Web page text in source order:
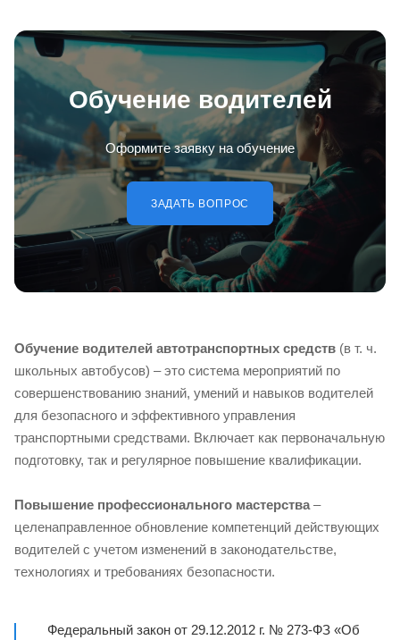
Обучение водителей
Оформите заявку на обучение
ЗАДАТЬ ВОПРОС
Обучение водителей автотранспортных средств (в т. ч.
школьных автобусов) – это система мероприятий по
совершенствованию знаний, умений и навыков водителей
для безопасного и эффективного управления
транспортными средствами. Включает как первоначальную
подготовку, так и регулярное повышение квалификации.
Повышение профессионального мастерства –
целенаправленное обновление компетенций действующих
водителей с учетом изменений в законодательстве,
технологиях и требованиях безопасности.
Федеральный закон от 29.12.2012 г. № 273-ФЗ «Об